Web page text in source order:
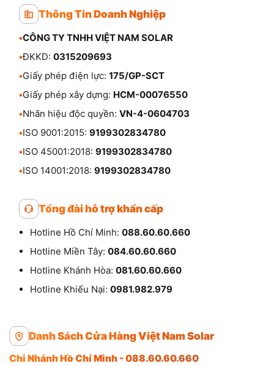
Thông Tin Doanh Nghiệp
•CÔNG TY TNHH VIỆT NAM SOLAR
•ĐKKD: 0315209693
•Giấy phép điện lực: 175/GP-SCT
•Giấy phép xây dựng: HCM-00076550
•Nhãn hiệu độc quyền: VN-4-0604703
•ISO 9001:2015: 9199302834780
•ISO 45001:2018: 9199302834780
•ISO 14001:2018: 9199302834780
Tổng đài hỗ trợ khẩn cấp
Hotline Hồ Chí Minh: 088.60.60.660
Hotline Miền Tây: 084.60.60.660
Hotline Khánh Hòa: 081.60.60.660
Hotline Khiếu Nại: 0981.982.979
Danh Sách Cửa Hàng Việt Nam Solar
Chi Nhánh Hồ Chí Minh - 088.60.60.660